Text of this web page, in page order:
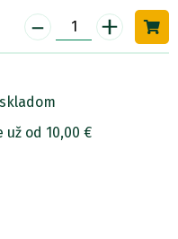
- +
od 10,00 €